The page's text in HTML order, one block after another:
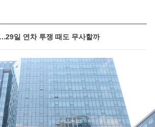
일 연차 투쟁 때도 무사할까